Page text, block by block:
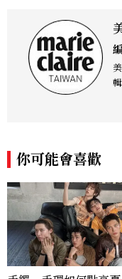
美
度的內
你可能會喜歡